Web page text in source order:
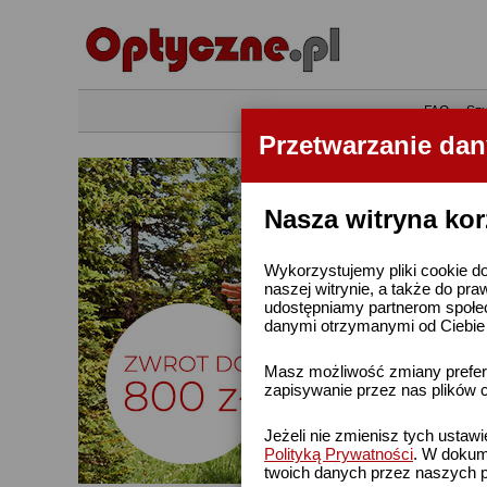
Przetwarzanie
Nasza witryna
Wykorzystujemy pliki cookie
naszej witrynie, a także do
udostępniamy partnerom
danymi otrzymanymi od
Masz możliwość zmiany
zapisywanie przez nas plików
Jeżeli nie zmienisz tych
Polityką Prywatności. W
twoich danych przez naszych
•FAQ•